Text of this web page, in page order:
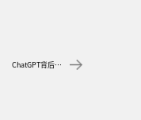
ChatGPT背后的AIGC火了，内容营销颠覆性变局来了